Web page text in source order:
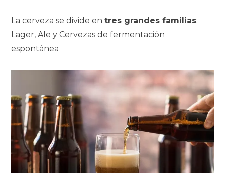
La cerveza se divide entres grandes familias:
Lager, Ale y Cervezas de fermentación
espontánea